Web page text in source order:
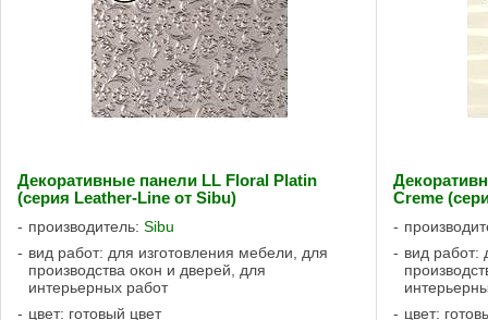
Декоративные панели LL Floral Platin
(серия Leather-Line от Sibu)
производитель: Sibu
вид работ: для изготовления мебели, для
производства окон и дверей, для
интерьерных работ
цвет: готовый цвет
Creme
вид работ:
цвет: